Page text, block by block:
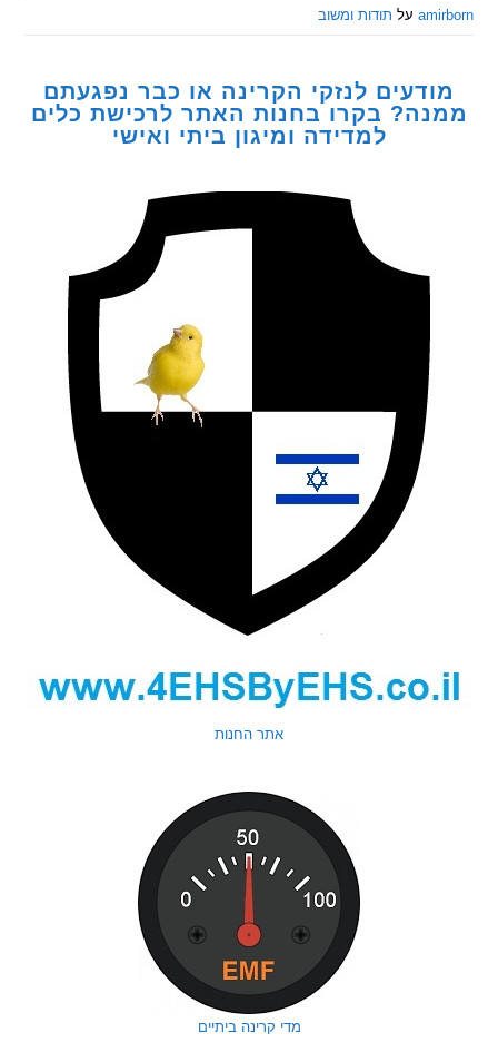
עלתודות ומשוב
לנזקי הקרינה או כבר נפגעתם
בקרו בחנות האתר לרכישת כלים
למדידה ומיגון ביתי ואישי
אתר החנות
מדי קרינה ביתיים